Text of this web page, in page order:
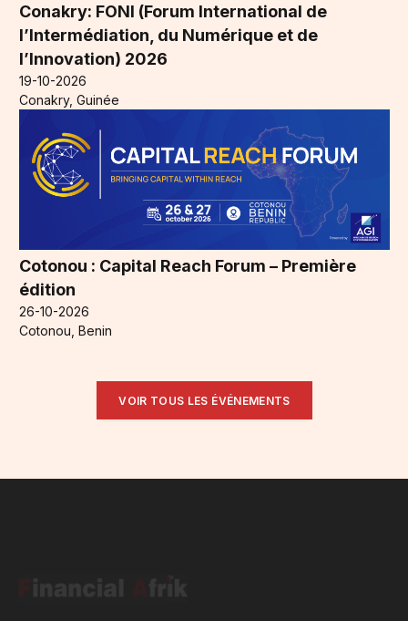
Conakry: FONI (Forum International de
l’Intermédiation, du Numérique et de
l’Innovation) 2026
19-10-2026
Conakry, Guinée
Cotonou : Capital Reach Forum – Première
édition
26-10-2026
Cotonou, Benin
VOIR TOUS LES ÉVÉNEMENTS